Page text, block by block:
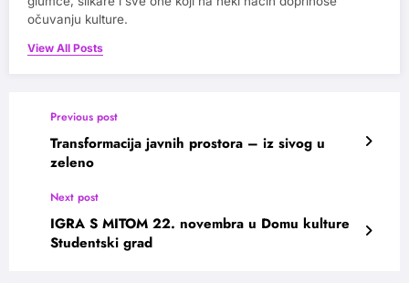
očuvanju kulture.
View All Posts
Previous post
Transformacija javnih prostora – iz sivog u
zeleno
Next post
IGRA S MITOM 22. novembra u Domu kulture
Studentski grad